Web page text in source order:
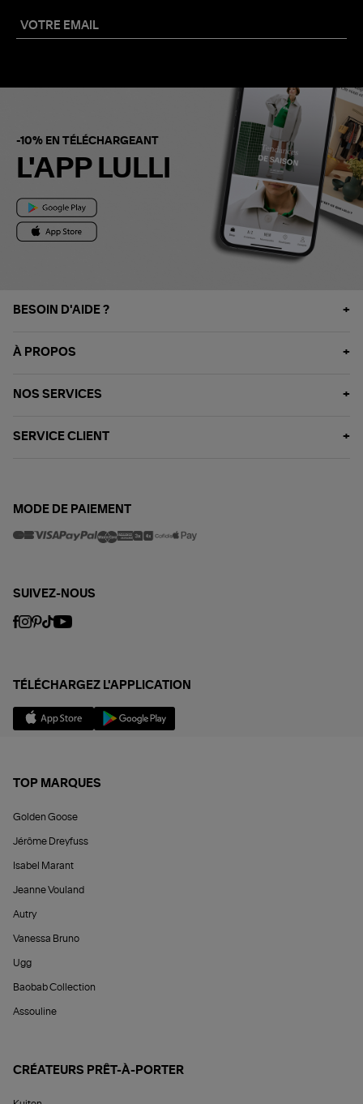
-10% EN TÉLÉCHARGEANT
L'APP LULLI
BESOIN D'AIDE ?
À PROPOS
NOS SERVICES
SERVICE CLIENT
MODE DE PAIEMENT
SUIVEZ-NOUS
TÉLÉCHARGEZ L'APPLICATION
TOP MARQUES
Golden Goose
Jérôme Dreyfuss
Isabel Marant
Jeanne Vouland
Autry
Vanessa Bruno
Ugg
Baobab Collection
Assouline
CRÉATEURS PRÊT-À-PORTER